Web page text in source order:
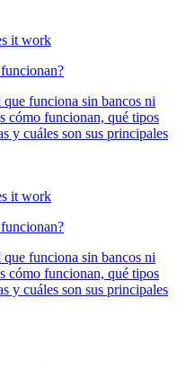
funciona sin bancos ni
cómo funcionan, qué tipos
y cuáles son sus principales
funciona sin bancos ni
cómo funcionan, qué tipos
y cuáles son sus principales